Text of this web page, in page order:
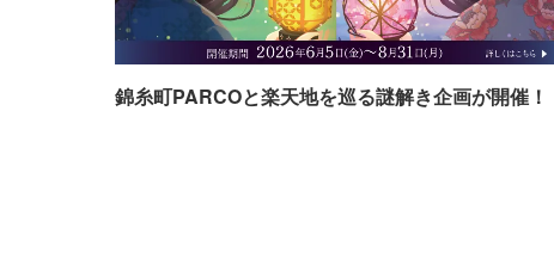
錦糸町PARCOと楽天地を巡る謎解き企画が開催！